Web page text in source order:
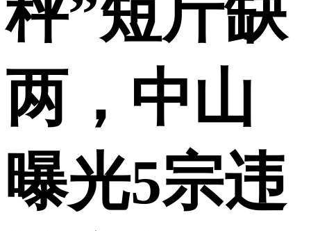
秤”短斤缺
两，中山
曝光5宗违